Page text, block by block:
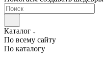
Каталог
По всему сайту
По каталогу